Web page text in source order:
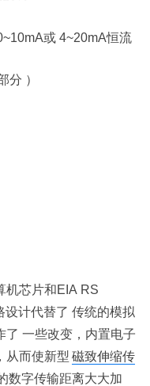
或 4~20mA恒流
）
芯片和EIA RS
计代替了 传统的模拟
了 一些改变，内置电子
从而使新型 磁致伸缩传
数字传输距离大大加